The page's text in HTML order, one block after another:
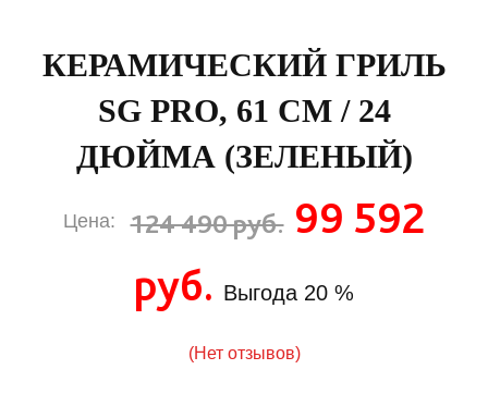
КЕРАМИЧЕСКИЙ ГРИЛЬ
SG PRO, 61 СМ / 24
ДЮЙМА (ЗЕЛЕНЫЙ)
Цена: 124 490 руб. 99 592
руб. Выгода 20 %
(Нет отзывов)